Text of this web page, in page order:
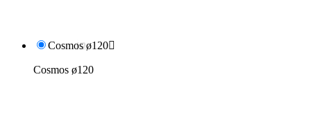
Cosmos ø120
Cosmos ø120